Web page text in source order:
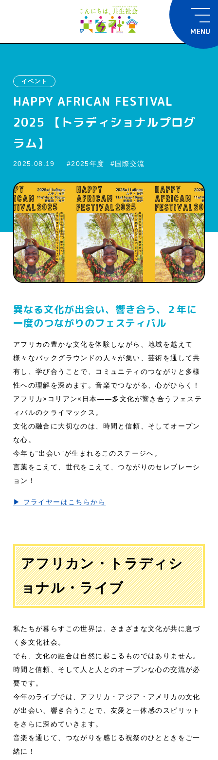
MENU
イベント
HAPPY AFRICAN FESTIVAL
2025 【トラディショナルプログ
ラム】
2025.08.19 2025年度 国際交流
異なる文化が出会い、響き合う、２年に
一度のつながりのフェスティバル
アフリカの豊かな文化を体験しながら、地域を越えて
様々なバックグラウンドの人々が集い、芸術を通して共
有し、学び合うことで、コミュニティのつながりと多様
性への理解を深めます。音楽でつながる、心がひらく！
アフリカ×コリアン×日本――多文化が響き合うフェステ
ィバルのクライマックス。
文化の融合に大切なのは、時間と信頼、そしてオープン
な心。
今年も“出会い”が生まれるこのステージへ。
言葉をこえて、世代をこえて、つながりのセレブレーシ
ョン！
▶︎ フライヤーはこちらから
アフリカン・トラディシ
ョナル・ライブ
私たちが暮らすこの世界は、さまざまな文化が共に息づ
く多文化社会。
でも、文化の融合は自然に起こるものではありません。
時間と信頼、そして人と人とのオープンな心の交流が必
要です。
今年のライブでは、アフリカ・アジア・アメリカの文化
が出会い、響き合うことで、友愛と一体感のスピリット
をさらに深めていきます。
音楽を通じて、つながりを感じる祝祭のひとときをご一
緒に！